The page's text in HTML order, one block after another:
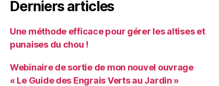
Derniers articles
Une méthode efficace pour gérer les altises et
punaises du chou !
Webinaire de sortie de mon nouvel ouvrage
« Le Guide des Engrais Verts au Jardin »